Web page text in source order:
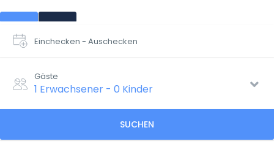
Einchecken - Auschecken
Gäste
1 Erwachsener - 0 Kinder
SUCHEN